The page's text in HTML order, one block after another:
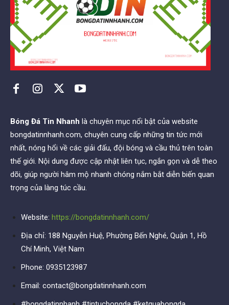
Bóng Đá Tin Nhanh là chuyên mục nổi bật của website
bongdatinnhanh.com, chuyên cung cấp những tin tức mới
nhất, nóng hổi về các giải đấu, đội bóng và cầu thủ trên toàn
thế giới. Nội dung được cập nhật liên tục, ngắn gọn và dễ theo
dõi, giúp người hâm mộ nhanh chóng nắm bắt diễn biến quan
trọng của làng túc cầu.
Website: https://bongdatinnhanh.com/
Địa chỉ: 188 Nguyễn Huệ, Phường Bến Nghé, Quận 1, Hồ
Chí Minh, Việt Nam
Phone: 0935123987
Email: contact@bongdatinnhanh.com